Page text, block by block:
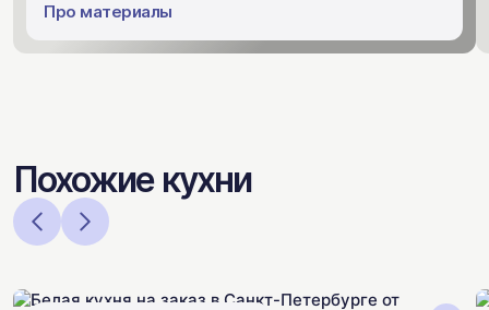
Про материалы
Похожие кухни